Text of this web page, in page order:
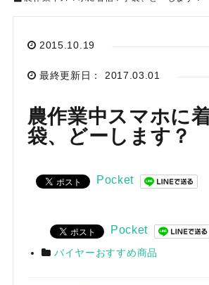
search
お気に入り一覧
閲覧履歴一覧
農業資材
2015.10.19
最終更新日： 2017.03.01
農作業中スマホに
袋、どーします？
Pocket
Pocket
バイヤーおすすめ商品